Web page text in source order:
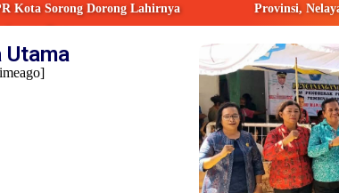
Kota Sorong Dorong Lahirnya
Provinsi,
Utama